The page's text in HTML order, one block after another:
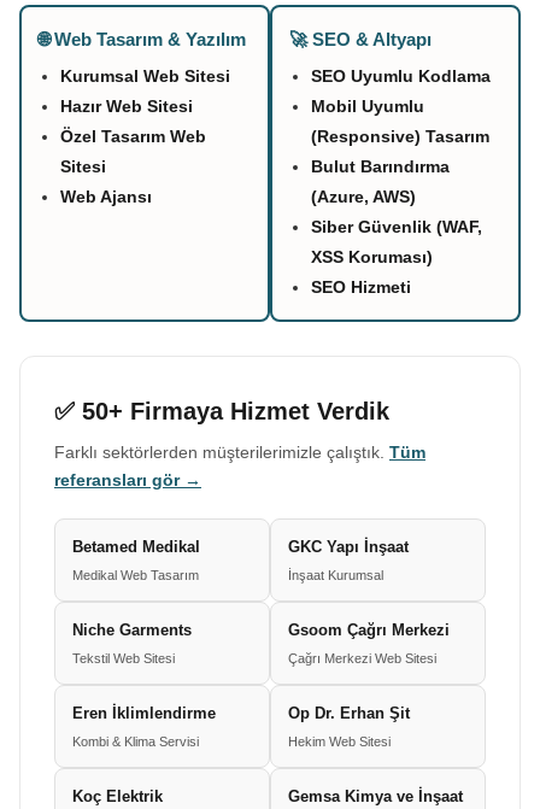
🌐 Web Tasarım & Yazılım
Kurumsal Web Sitesi
Hazır Web Sitesi
Özel Tasarım Web
Sitesi
Web Ajansı
🚀 SEO & Altyapı
SEO Uyumlu Kodlama
Mobil Uyumlu
(Responsive) Tasarım
Bulut Barındırma
(Azure, AWS)
Siber Güvenlik (WAF,
XSS Koruması)
SEO Hizmeti
✅ 50+ Firmaya Hizmet Verdik
Farklı sektörlerden müşterilerimizle çalıştık. Tüm
referansları gör →
Betamed Medikal
Medikal Web Tasarım
GKC Yapı İnşaat
İnşaat Kurumsal
Niche Garments
Tekstil Web Sitesi
Gsoom Çağrı Merkezi
Çağrı Merkezi Web Sitesi
Eren İklimlendirme
Kombi & Klima Servisi
Op Dr. Erhan Şit
Hekim Web Sitesi
Koç Elektrik Gemsa Kimya ve İnşaat